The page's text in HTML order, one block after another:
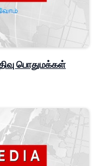
பொதுமக்கள்